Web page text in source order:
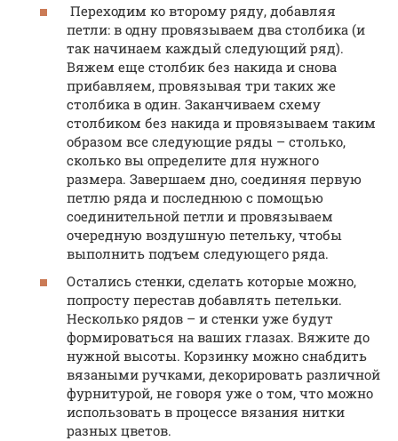
Переходим ко второму ряду, добавляя
петли: в одну провязываем два столбика (и
так начинаем каждый следующий ряд).
Вяжем еще столбик без накида и снова
прибавляем, провязывая три таких же
столбика в один. Заканчиваем схему
столбиком без накида и провязываем таким
образом все следующие ряды – столько,
сколько вы определите для нужного
размера. Завершаем дно, соединяя первую
петлю ряда и последнюю с помощью
соединительной петли и провязываем
очередную воздушную петельку, чтобы
выполнить подъем следующего ряда.
Остались стенки, сделать которые можно,
попросту перестав добавлять петельки.
Несколько рядов – и стенки уже будут
формироваться на ваших глазах. Вяжите до
нужной высоты. Корзинку можно снабдить
вязаными ручками, декорировать различной
фурнитурой, не говоря уже о том, что можно
использовать в процессе вязания нитки
разных цветов.